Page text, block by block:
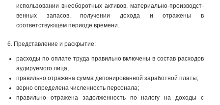
использовании внеоборотных активов, материально-производст­
венных запасов, получении дохода и отражены в
соответствующем периоде времени.
6. Представление и раскрытие:
расходы по оплате труда правильно включены в состав расходов
аудируемого лица;
правильно отражена сумма депонированной заработной платы;
верно определена численность персонала;
правильно отражена задолженность по налогу на доходы с